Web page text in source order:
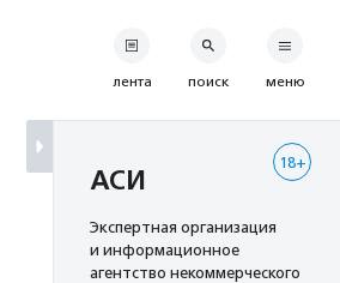
лента поиск меню
18+
АСИ
Экспертная организация
и информационное
агентство некоммерческого